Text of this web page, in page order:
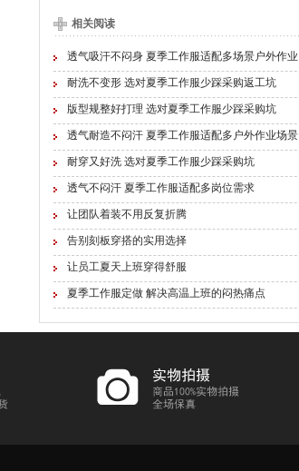
相关阅读
透气吸汗不闷身 夏季工作服适配多场景户外作业
耐洗不变形 选对夏季工作服少踩采购返工坑
版型规整好打理 选对夏季工作服少踩采购坑
透气耐造不闷汗 夏季工作服适配多户外作业场景
耐穿又好洗 选对夏季工作服少踩采购坑
透气不闷汗 夏季工作服适配多岗位需求
让团队着装不用反复折腾
告别刻板穿搭的实用选择
让员工夏天上班穿得舒服
夏季工作服定做 解决高温上班的闷热痛点